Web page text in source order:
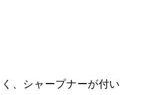
、シャープナーが付い